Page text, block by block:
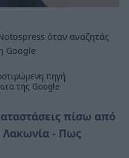
όταν αναζητάς
Google
πηγή
της Google
πίσω από
Λακωνία - Πως